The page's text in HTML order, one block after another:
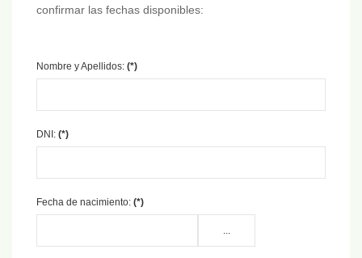
confirmar las fechas disponibles:
Nombre y Apellidos: (*)
DNI: (*)
Fecha de nacimiento: (*)
...